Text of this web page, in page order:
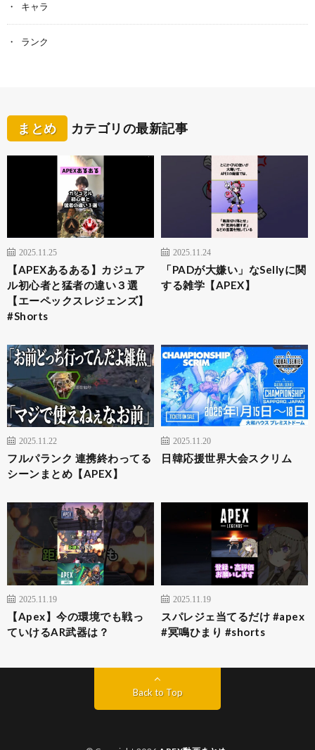
キャラ
ランク
まとめ カテゴリの最新記事
2025.11.25
【APEXあるある】カジュア
ル初心者と猛者の違い３選
【エーペックスレジェンズ】
#Shorts
2025.11.24
「PADが大嫌い」なSellyに関
する雑学【APEX】
2025.11.22
フルパランク 連携終わってる
シーンまとめ【APEX】
2025.11.20
日韓応援世界大会スクリム
2025.11.19
【Apex】今の環境でも戦っ
ていけるAR武器は？
2025.11.19
スパレジェ当てるだけ #apex
#冥鳴ひまり #shorts
Back to Top